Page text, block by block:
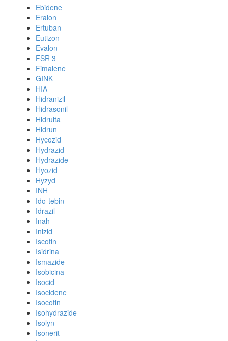
Ebidene
Eralon
Ertuban
Eutizon
Evalon
FSR 3
Fimalene
GINK
HIA
Hidranizil
Hidrasonil
Hidrulta
Hidrun
Hycozid
Hydrazid
Hydrazide
Hyozid
Hyzyd
INH
Ido-tebin
Idrazil
Inah
Inizid
Iscotin
Isidrina
Ismazide
Isobicina
Isocid
Isocidene
Isocotin
Isohydrazide
Isolyn
Isonerit